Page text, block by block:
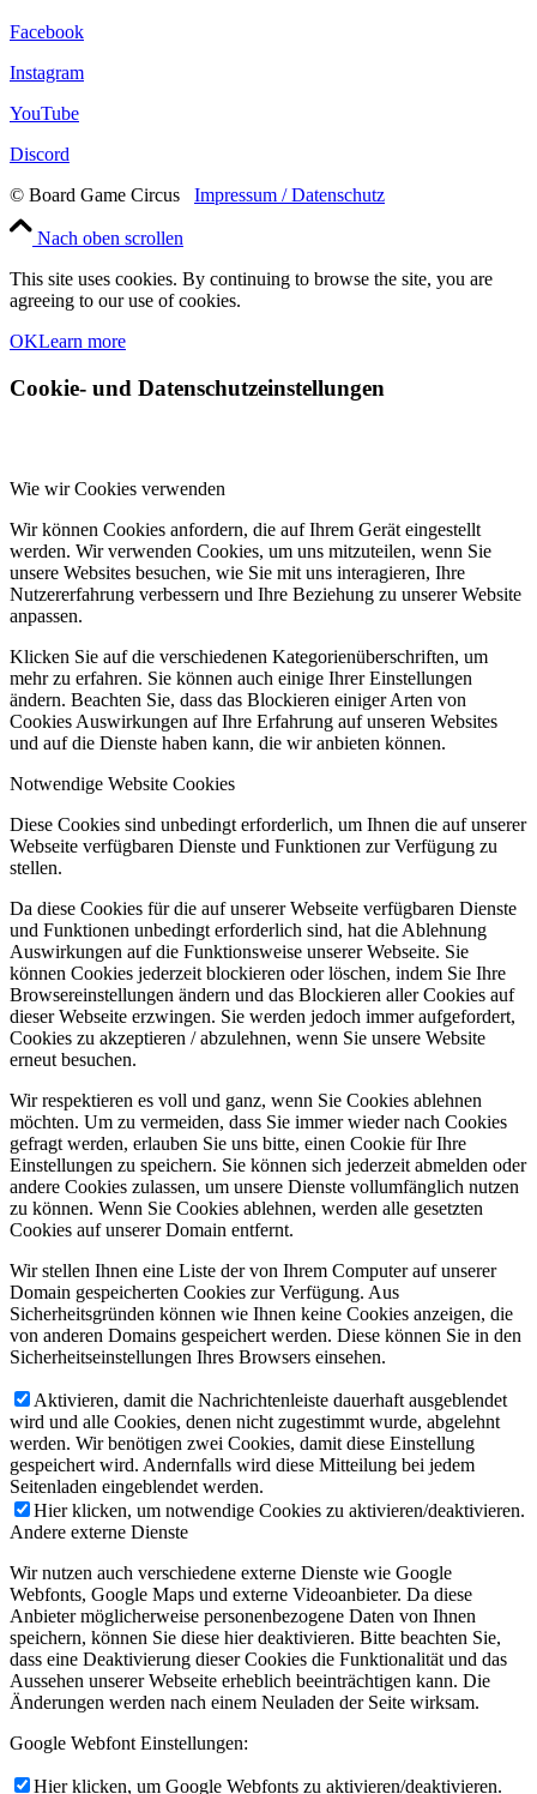
Facebook
Instagram
YouTube
Discord
© Board Game Circus Impressum / Datenschutz
Nach oben scrollen
This site uses cookies. By continuing to browse the site, you are
agreeing to our use of cookies.
OKLearn more
Cookie- und Datenschutzeinstellungen
Wie wir Cookies verwenden
Wir können Cookies anfordern, die auf Ihrem Gerät eingestellt
werden. Wir verwenden Cookies, um uns mitzuteilen, wenn Sie
unsere Websites besuchen, wie Sie mit uns interagieren, Ihre
Nutzererfahrung verbessern und Ihre Beziehung zu unserer Website
anpassen.
Klicken Sie auf die verschiedenen Kategorienüberschriften, um
mehr zu erfahren. Sie können auch einige Ihrer Einstellungen
ändern. Beachten Sie, dass das Blockieren einiger Arten von
Cookies Auswirkungen auf Ihre Erfahrung auf unseren Websites
und auf die Dienste haben kann, die wir anbieten können.
Notwendige Website Cookies
Diese Cookies sind unbedingt erforderlich, um Ihnen die auf unserer
Webseite verfügbaren Dienste und Funktionen zur Verfügung zu
stellen.
Da diese Cookies für die auf unserer Webseite verfügbaren Dienste
und Funktionen unbedingt erforderlich sind, hat die Ablehnung
Auswirkungen auf die Funktionsweise unserer Webseite. Sie
können Cookies jederzeit blockieren oder löschen, indem Sie Ihre
Browsereinstellungen ändern und das Blockieren aller Cookies auf
dieser Webseite erzwingen. Sie werden jedoch immer aufgefordert,
Cookies zu akzeptieren / abzulehnen, wenn Sie unsere Website
erneut besuchen.
Wir respektieren es voll und ganz, wenn Sie Cookies ablehnen
möchten. Um zu vermeiden, dass Sie immer wieder nach Cookies
gefragt werden, erlauben Sie uns bitte, einen Cookie für Ihre
Einstellungen zu speichern. Sie können sich jederzeit abmelden oder
andere Cookies zulassen, um unsere Dienste vollumfänglich nutzen
zu können. Wenn Sie Cookies ablehnen, werden alle gesetzten
Cookies auf unserer Domain entfernt.
Wir stellen Ihnen eine Liste der von Ihrem Computer auf unserer
Domain gespeicherten Cookies zur Verfügung. Aus
Sicherheitsgründen können wie Ihnen keine Cookies anzeigen, die
von anderen Domains gespeichert werden. Diese können Sie in den
Sicherheitseinstellungen Ihres Browsers einsehen.
Aktivieren, damit die Nachrichtenleiste dauerhaft ausgeblendet
wird und alle Cookies, denen nicht zugestimmt wurde, abgelehnt
werden. Wir benötigen zwei Cookies, damit diese Einstellung
gespeichert wird. Andernfalls wird diese Mitteilung bei jedem
Seitenladen eingeblendet werden.
Hier klicken, um notwendige Cookies zu aktivieren/deaktivieren.
Andere externe Dienste
Wir nutzen auch verschiedene externe Dienste wie Google
Webfonts, Google Maps und externe Videoanbieter. Da diese
Anbieter möglicherweise personenbezogene Daten von Ihnen
speichern, können Sie diese hier deaktivieren. Bitte beachten Sie,
dass eine Deaktivierung dieser Cookies die Funktionalität und das
Aussehen unserer Webseite erheblich beeinträchtigen kann. Die
Änderungen werden nach einem Neuladen der Seite wirksam.
Google Webfont Einstellungen:
Hier klicken, um Google Webfonts zu aktivieren/deaktivieren.